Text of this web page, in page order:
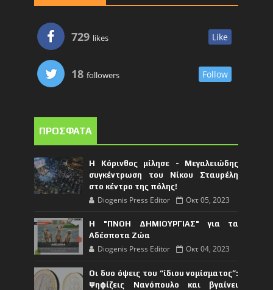
729 likes Like
18 followers Follow
ΠΡΟΣΦΑΤΑ
Η Κόρινθος μίλησε - Μεγαλειώδης
συγκέντρωση του Νίκου Σταυρέλη
στο κέντρο της πόλης!
Diogenis Press Editor Οκτ 05, 2023
Η "ΠΝΟΗ ΔΗΜΙΟΥΡΓΙΑΣ" για τα
Αδέσποτα Ζώα
Diogenis Press Editor Οκτ 04, 2023
Οι δυο όψεις του “ίδιου νομίσματος”:
Ψηφίζεις Νανόπουλο και βγαίνει